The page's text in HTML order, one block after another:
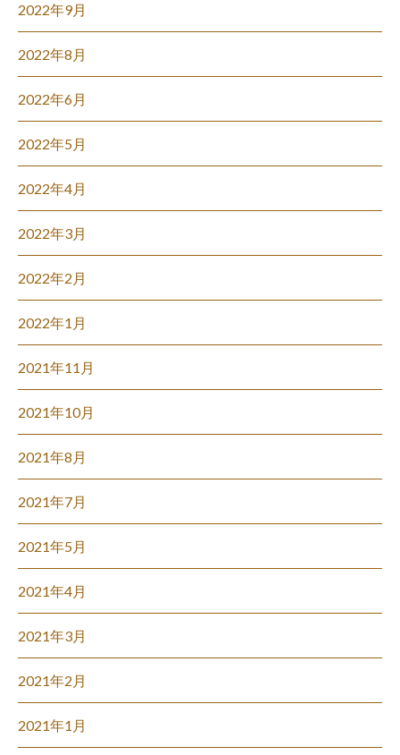
2022年9月
2022年8月
2022年6月
2022年5月
2022年4月
2022年3月
2022年2月
2022年1月
2021年11月
2021年10月
2021年8月
2021年7月
2021年5月
2021年4月
2021年3月
2021年2月
2021年1月